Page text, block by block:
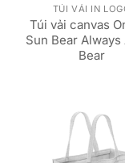
TÚI VẢI IN
Túi vải canvas
Sun Bear Always
Bear